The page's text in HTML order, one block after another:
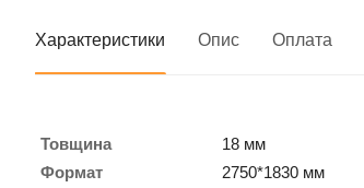
Характеристики Опис Оплата
Товщина
18 мм
Формат
2750*1830 мм